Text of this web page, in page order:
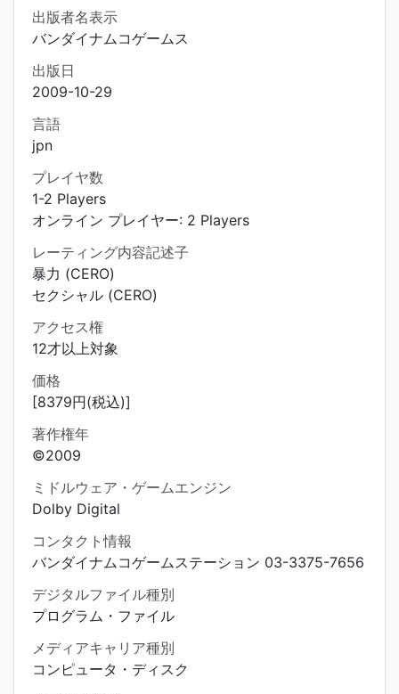
出版者名表示
バンダイナムコゲームス
出版日
2009-10-29
言語
jpn
プレイヤ数
1-2 Players
オンライン プレイヤー: 2 Players
レーティング内容記述子
暴力 (CERO)
セクシャル (CERO)
アクセス権
12才以上対象
価格
[8379円(税込)]
著作権年
©2009
ミドルウェア・ゲームエンジン
Dolby Digital
コンタクト情報
バンダイナムコゲームステーション 03-3375-7656
デジタルファイル種別
プログラム・ファイル
メディアキャリア種別
コンピュータ・ディスク